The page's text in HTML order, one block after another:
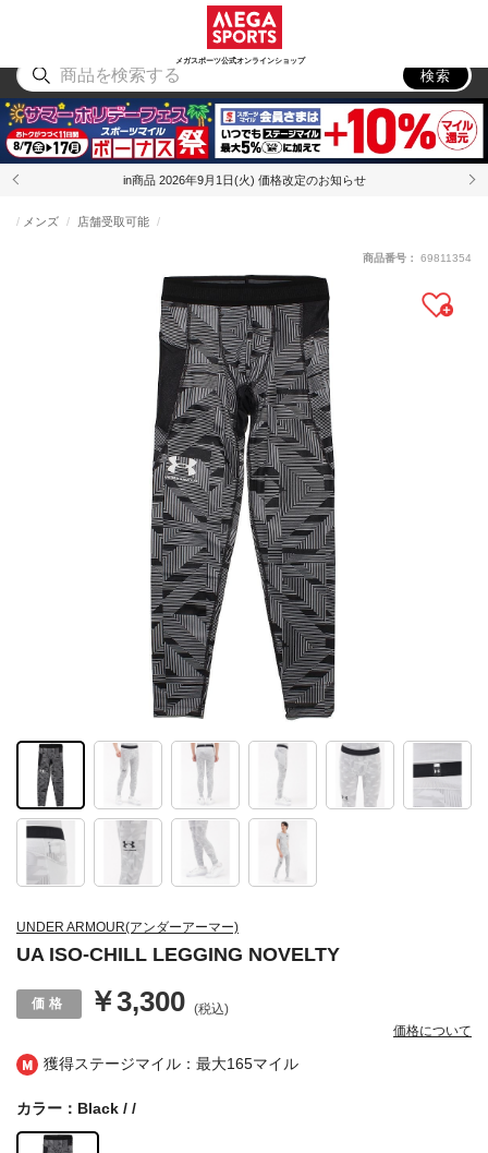
メガスポーツ公式オンラインショップ
アウトドア
検索
in商品 2026年9月1日(火) 価格改定のお知らせ
獲得ステージマイル：最大165マイル
UNDER ARMOUR(アンダーアーマー)
UA ISO-CHILL LEGGING NOVELTY
メンズ 店舗受取可能
￥3,300 (税込)
価格について
商品番号： 69811354
カラー：Black / /